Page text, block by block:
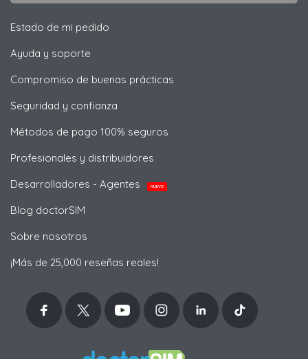
Estado de mi pedido
Ayuda y soporte
Compromiso de buenas prácticas
Seguridad y confianza
Métodos de pago 100% seguros
Profesionales y distribuidores
Desarrolladores - Agentes
NUEVO
Blog doctorSIM
Sobre nosotros
¡Más de 25,000 reseñas reales!